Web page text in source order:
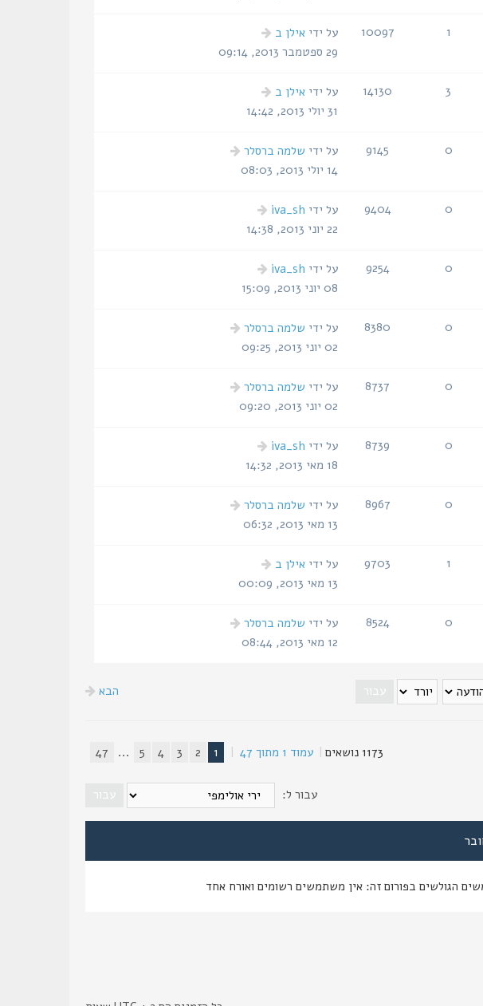
1
10097
הודעה
אחרונה
על ידיאילן ב
29 ספטמבר 2013, 09:14
3
14130
הודעה
אחרונה
על ידיאילן ב
31 יולי 2013, 14:42
0
9145
הודעה
אחרונה
על ידי שלמה ברסלר
14 יולי 2013, 08:03
0
9404
הודעה
אחרונה
על ידי iva_sh
22 יוני 2013, 14:38
0
9254
הודעה
אחרונה
על ידי iva_sh
08 יוני 2013, 15:09
0
8380
הודעה
אחרונה
על ידי שלמה ברסלר
02 יוני 2013, 09:25
0
8737
הודעה
אחרונה
על ידי שלמה ברסלר
02 יוני 2013, 09:20
0
8739
הודעה
אחרונה
על ידי iva_sh
18 מאי 2013, 14:32
0
8967
הודעה
אחרונה
על ידי שלמה ברסלר
13 מאי 2013, 06:32
1
9703
הודעה
אחרונה
על ידיאילן ב
13 מאי 2013, 00:09
0
8524
הודעה
אחרונה
על ידי שלמה ברסלר
12 מאי 2013, 08:44
הבא
1173 נושאים עמוד 1 מתוך 47
1
2
3
4
5
...
47
עבור ל:
הגולשים בפורום זה: אין משתמשים רשומים ואורח אחד